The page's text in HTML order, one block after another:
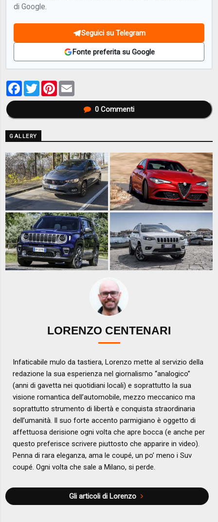
di Google.
Seguici su Telegram
Fonte preferita su Google
Facebook
TwitterPinterest
0Commenti
GALLERY
LORENZO CENTENARI
Infaticabile mulo da tastiera, Lorenzo mette al servizio della
redazione la sua esperienza nel giornalismo “analogico”
(anni di gavetta nei quotidiani locali) e soprattutto la sua
visione romantica dell’automobile, mezzo meccanico ma
soprattutto strumento di libertà e conquista straordinaria
dell’umanità. Il suo forte accento parmigiano è oggetto di
affettuosa derisione ogni volta che apre bocca (e anche per
questo preferisce scrivere piuttosto che apparire in video).
Penna di rara eleganza, ama le coupé, un po’ meno i Suv
coupé. Ogni volta che sale a Milano, si perde.
Gli articoli di Lorenzo